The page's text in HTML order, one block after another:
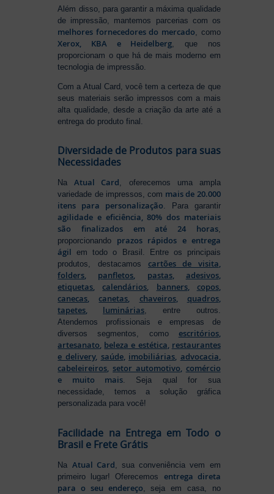
Além disso, para garantir a máxima qualidade
de impressão, mantemos parcerias com os
melhores fornecedores do mercado , como
Xerox, KBA e Heidelberg , que nos
proporcionam o que há de mais moderno em
tecnologia de impressão.
Com a Atual Card, você tem a certeza de que
seus materiais serão impressos com a mais
alta qualidade, desde a criação da arte até a
entrega do produto final.
Diversidade de Produtos para suas
Necessidades
NaAtual Card, oferecemos uma ampla
variedade de impressos, com mais de 20.000
itens para personalização. Para garantir
agilidade e eficiência, 80% dos materiais
são finalizados em até 24 horas,
proporcionando prazos rápidos e entrega
ágil em todo o Brasil. Entre os principais
produtos, destacamos cartões de visita,
folders, panfletos, pastas, adesivos,
etiquetas,calendários, banners, copos,
canecas,canetas, chaveiros, quadros,
tapetes, luminárias, entre outros.
Atendemos profissionais e empresas de
diversos segmentos, como escritórios,
artesanato, beleza e estética, restaurantes
e delivery, saúde, imobiliárias, advocacia,
cabeleireiros, setor automotivo, comércio
e muito mais. Seja qual for sua
necessidade, temos a solução gráfica
personalizada para você!
Facilidade na Entrega em Todo o
Brasil e Frete Grátis
Na Atual Card , sua conveniência vem em
primeiro lugar! Oferecemos entrega direta
para o seu endereço , seja em casa, no